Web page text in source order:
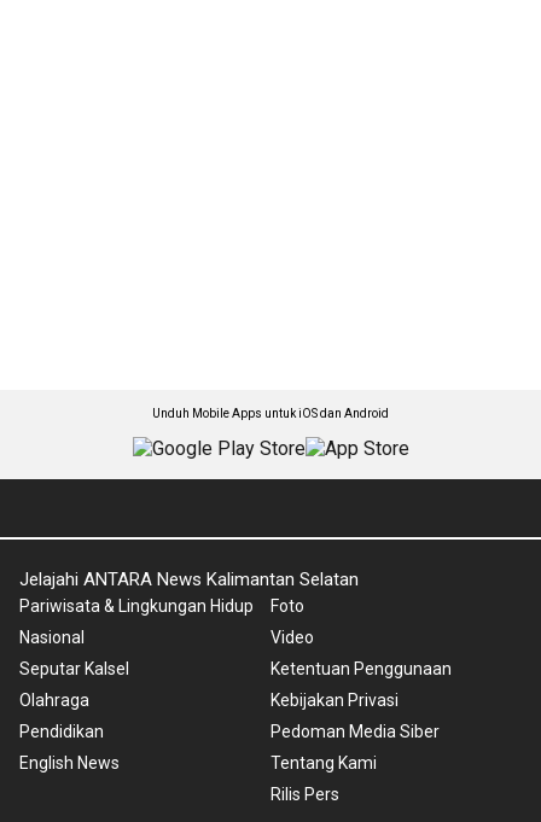
Unduh Mobile Apps untuk iOS dan Android
Jelajahi ANTARA News Kalimantan Selatan
Pariwisata & Lingkungan Hidup
Nasional
Seputar Kalsel
Olahraga
Pendidikan
English News
Foto
Video
Ketentuan Penggunaan
Kebijakan Privasi
Pedoman Media Siber
Tentang Kami
Rilis Pers